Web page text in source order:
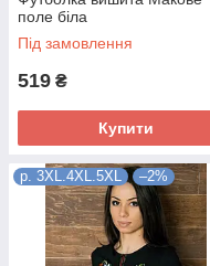
поле біла
Під замовлення
519 ₴
Купити
p. 3XL.4XL.5XL –2%